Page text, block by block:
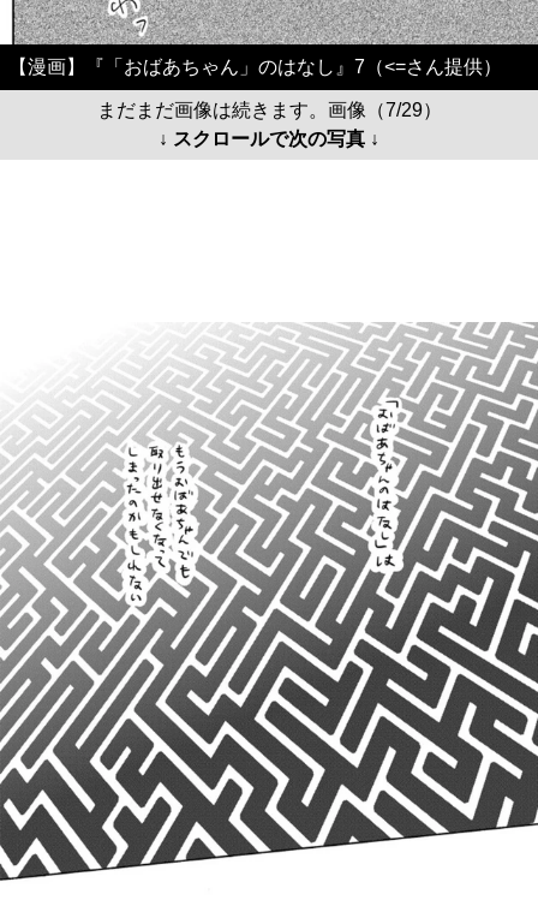
【漫画】『「おばあちゃん」のはなし』7（<=さん提供）
まだまだ画像は続きます。画像（7/29）
↓ スクロールで次の写真 ↓